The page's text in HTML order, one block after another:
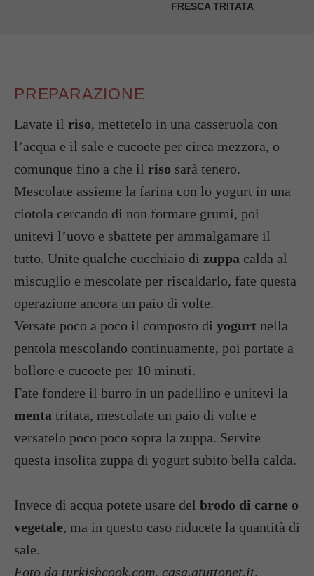
FRESCA TRITATA
PREPARAZIONE
Lavate il riso, mettetelo in una casseruola con
l’acqua e il sale e cucoete per circa mezzora, o
comunque fino a che il riso sarà tenero.
Mescolate assieme la farina con lo yogurt in una
ciotola cercando di non formare grumi, poi
unitevi l’uovo e sbattete per ammalgamare il
tutto. Unite qualche cucchiaio di zuppa calda al
miscuglio e mescolate per riscaldarlo, fate questa
operazione ancora un paio di volte.
Versate poco a poco il composto di yogurt nella
pentola mescolando continuamente, poi portate a
bollore e cucoete per 10 minuti.
Fate fondere il burro in un padellino e unitevi la
menta tritata, mescolate un paio di volte e
versatelo poco poco sopra la zuppa. Servite
questa insolita zuppa di yogurt subito bella calda.
Invece di acqua potete usare del brodo di carne o
vegetale, ma in questo caso riducete la quantità di
sale.
Foto da turkishcook.com, casa.atuttonet.it,